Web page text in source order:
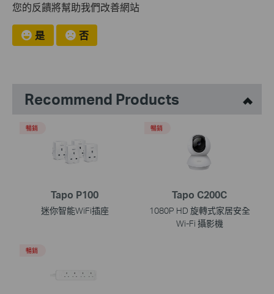
您的反饋將幫助我們改善網站
是 否
Recommend Products
Tapo P100
迷你智能WiFi插座
暢銷
Tapo C200C
1080P HD 旋轉式家居安全
Wi-Fi 攝影機
暢銷
暢銷